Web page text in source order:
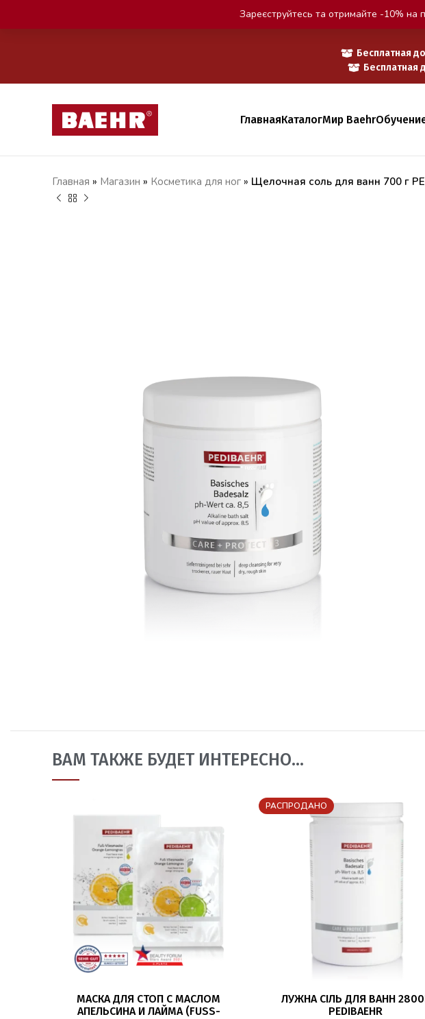
Бесплатная
Бесплатная
ГлавнаяКаталогМир Baehr
Главная » Магазин » Косметика для ног » Щелочная соль для ванн 700 г
ВАМ ТАКЖЕ БУДЕТ ИНТЕРЕСНО…
В КОРЗИНУ
МАСКА ДЛЯ СТОП С МАСЛОМ
АПЕЛЬСИНА И ЛАЙМА (FUSS-V
РАСПРОДАНО
ПОДРОБНЕЕ
ЛУЖНА СІЛЬ ДЛЯ ВАНН
PEDIBAEHR
Зареєструйтесь та отримайте -10% на